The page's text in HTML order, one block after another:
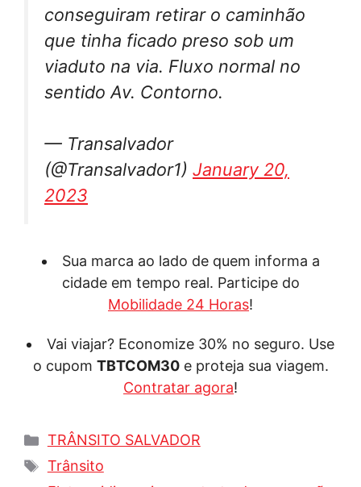
conseguiram retirar o caminhão
que tinha ficado preso sob um
viaduto na via. Fluxo normal no
sentido Av. Contorno.
— Transalvador
(@Transalvador1) January 20,
2023
Sua marca ao lado de quem informa a
cidade em tempo real. Participe do
Mobilidade 24 Horas!
Vai viajar? Economize 30% no seguro. Use
o cupom TBTCOM30e proteja sua viagem.
Contratar agora!
Categorias
TRÂNSITO SALVADOR
Tags
Trânsito